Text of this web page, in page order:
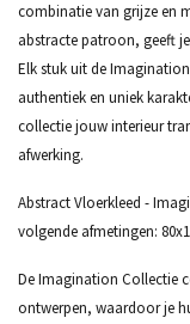
combinatie van grijze en
abstracte patroon, geeft
Elk stuk uit de
authentiek en uniek
collectie jouw interieur
afwerking.
Abstract Vloerkleed -
volgende afmetingen:
De Imagination Collectie
ontwerpen, waardoor je